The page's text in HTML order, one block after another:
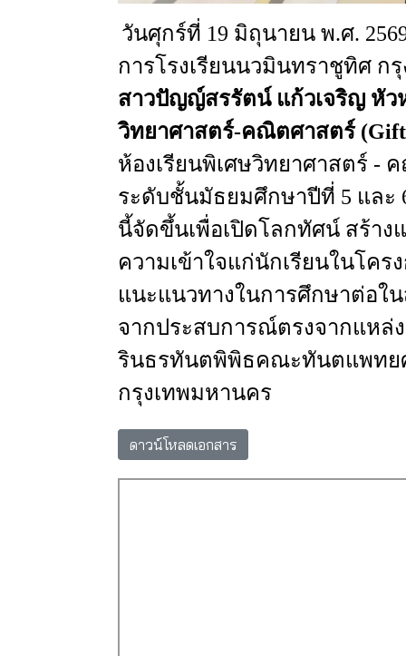
วันศุกร์ที่ 19 มิถุนายน พ.ศ.
การโรงเรียนนวมินทราชูทิศ ก
สาวปัญญ์สรรัตน์ แก้วเจริญ หัว
วิทยาศาสตร์-คณิตศาสตร์
ห้องเรียนพิเศษวิทยาศาสตร์ -
ระดับชั้นมัธยมศึกษาปีที่ 5 และ
นี้จัดขึ้นเพื่อเปิดโลกทัศน์ สร้าง
ความเข้าใจแก่นักเรียนในโคร
แนะแนวทางในการศึกษาต่อใ
จากประสบการณ์ตรงจากแหล่
รินธรทันตพิพิธคณะทันตแพทย
กรุงเทพมหานคร
ดาวน์โหลดเอกสาร